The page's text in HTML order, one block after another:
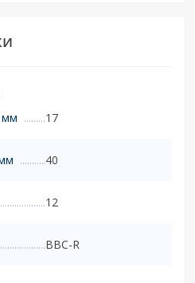
мм
17
40
12
BBC-R